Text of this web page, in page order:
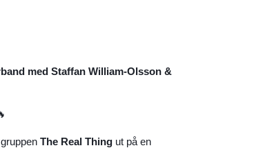
med Staffan William-Olsson &
The Real Thingut på en